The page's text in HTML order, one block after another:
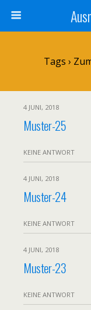
Tags ›
4 JUNI, 2018
Muster-25
KEINE ANTWORT
4 JUNI, 2018
Muster-24
KEINE ANTWORT
4 JUNI, 2018
Muster-23
KEINE ANTWORT